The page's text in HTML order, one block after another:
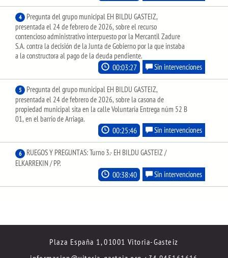
4
Pregunta del grupo municipal EH BILDU GASTEIZ,
presentada el 24 de febrero de 2026, sobre el recurso
contencioso administrativo interpuesto por la Mercantil Zadure
S.A. contra la decisión de la Junta de Gobierno por la que instaba
a la constructora al pago de la deuda pendiente.
00:03:27 Sin intervenciones
5
Pregunta del grupo municipal EH BILDU GASTEIZ,
presentada el 24 de febrero de 2026, sobre la casona de
propiedad municipal sita en la calle Voluntaria Entrega núm 52 B
01, en el barrio de Arriaga.
00:25:46 Sin intervenciones
6
RUEGOS Y PREGUNTAS: Turno 3.- EH BILDU GASTEIZ /
ELKARREKIN / PP.
00:38:40 Sin intervenciones
Plaza España 1, 01001 Vitoria-Gasteiz